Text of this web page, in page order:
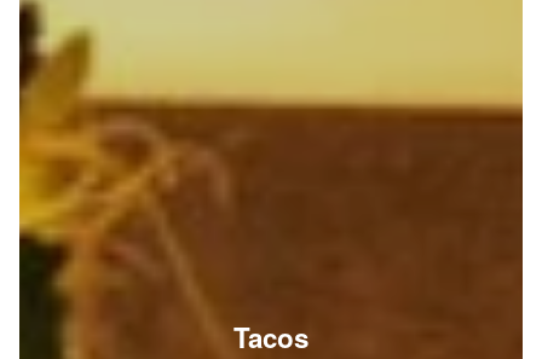
Tacos